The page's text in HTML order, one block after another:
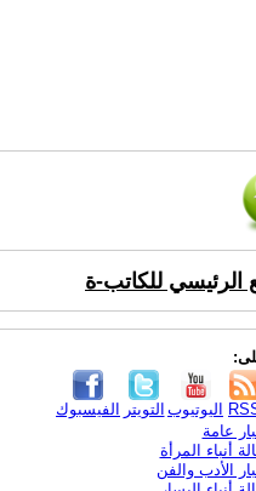
الرئيسي للكاتب-ة
الفيسبوك التويتر اليوتيوب
عامة
أنباء المرأة
الأدب والفن